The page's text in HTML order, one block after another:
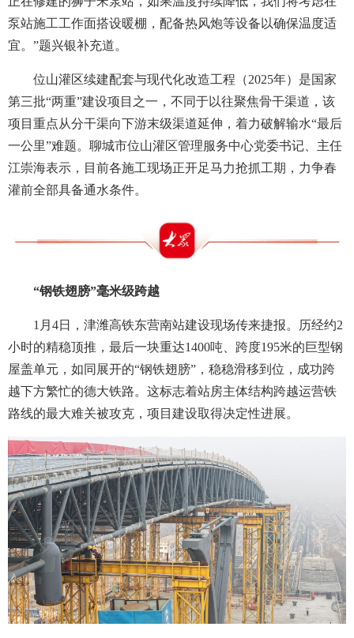
泵站施工工作面搭设暖棚，配备热风炮等设备以确保温度适
宜。”题兴银补充道。
位山灌区续建配套与现代化改造工程（2025年）是国家
第三批“两重”建设项目之一，不同于以往聚焦骨干渠道，该
项目重点从分干渠向下游末级渠道延伸，着力破解输水“最后
一公里”难题。聊城市位山灌区管理服务中心党委书记、主任
江崇海表示，目前各施工现场正开足马力抢抓工期，力争春
灌前全部具备通水条件。
“钢铁翅膀”毫米级跨越
1月4日，津潍高铁东营南站建设现场传来捷报。历经约2
小时的精稳顶推，最后一块重达1400吨、跨度195米的巨型钢
屋盖单元，如同展开的“钢铁翅膀”，稳稳滑移到位，成功跨
越下方繁忙的德大铁路。这标志着站房主体结构跨越运营铁
路线的最大难关被攻克，项目建设取得决定性进展。